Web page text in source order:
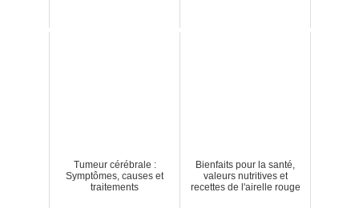
Tumeur cérébrale :
Symptômes, causes et
traitements
Bienfaits pour la santé,
valeurs nutritives et
recettes de l'airelle rouge